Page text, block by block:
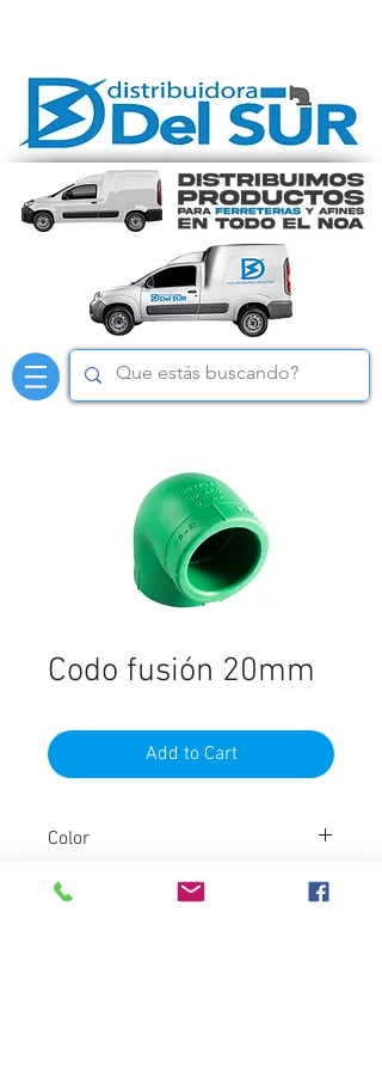
Codo fusión 20mm
Add to Cart
Color
Verde
Marca